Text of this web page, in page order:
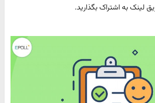
لینک به اشتراک بگذارید.